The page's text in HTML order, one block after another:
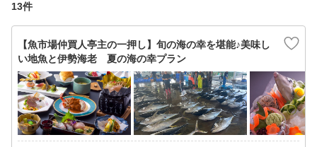
13件
【魚市場仲買人亭主の一押し】旬の海の幸を堪能♪美味し
い地魚と伊勢海老 夏の海の幸プラン